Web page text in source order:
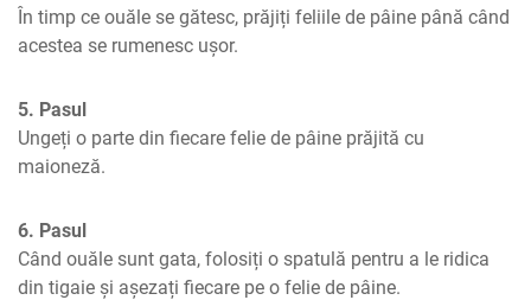
În timp ce ouăle se gătesc, prăjiți feliile de pâine până când
acestea se rumenesc ușor.
5. Pasul
Ungeți o parte din fiecare felie de pâine prăjită cu
maioneză.
6. Pasul
Când ouăle sunt gata, folosiți o spatulă pentru a le ridica
din tigaie și așezați fiecare pe o felie de pâine.